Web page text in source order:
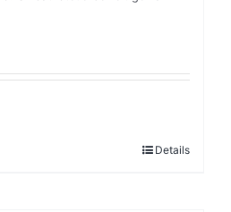
Details